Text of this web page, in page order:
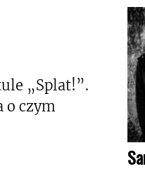
„Splat!”.
o czym